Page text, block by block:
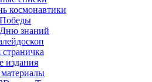
космонавтики
знаний
издания